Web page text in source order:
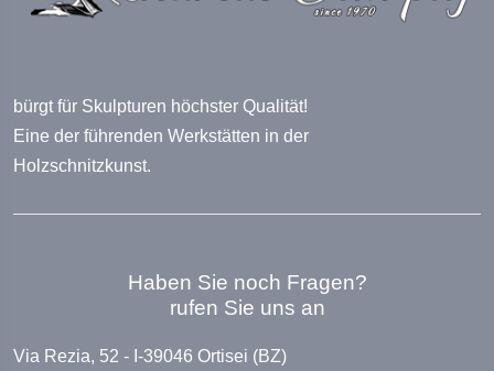
bürgt für Skulpturen höchster Qualität!
Eine der führenden Werkstätten in der
Holzschnitzkunst.
Haben Sie noch Fragen?
rufen Sie uns an
Via Rezia, 52 - I-39046 Ortisei (BZ)